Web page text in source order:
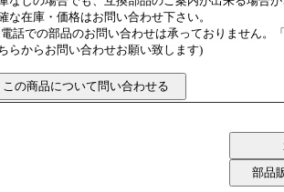
な在庫・価格はお問い合わせ下さい。
話での部品のお問い合わせは承っておりません。
らからお問い合わせお願い致します)